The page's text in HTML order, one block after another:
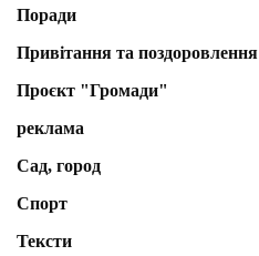
Поради
Привітання та поздоровлення
Проєкт "Громади"
реклама
Сад, город
Спорт
Тексти